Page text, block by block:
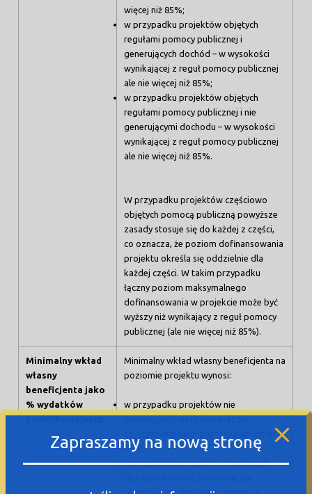
więcej niż 85%;
w przypadku projektów objętych
regułami pomocy publicznej i
generujących dochód – w wysokości
wynikającej z reguł pomocy publicznej
ale nie więcej niż 85%;
w przypadku projektów objętych
regułami pomocy publicznej i nie
generującymi dochodu – w wysokości
wynikającej z reguł pomocy publicznej
ale nie więcej niż 85%.
W przypadku projektów częściowo
objętych pomocą publiczną powyższe
zasady stosuje się do każdej z części,
co oznacza, że poziom dofinansowania
projektu określa się oddzielnie dla
każdej części. W takim przypadku
łączny poziom maksymalnego
dofinansowania w projekcie może być
wyższy niż wynikający z reguł pomocy
publicznej (ale nie więcej niż 85%).
Minimalny wkład
własny
beneficjenta jako
% wydatków
kwalifikowalnych:
Minimalny wkład własny beneficjenta na
poziomie projektu wynosi:
w przypadku projektów nie
generujących dochodu oraz nie
objętych regułami pomocy publicznej –
15%;
w przypadku projektów nieobjętych
generujących dochód – zgodnie z
Zapraszamy na nową stronę